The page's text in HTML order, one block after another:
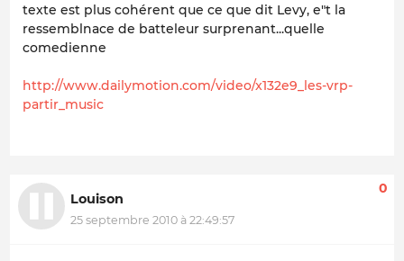
texte est plus cohérent que ce que dit Levy, e"t la
ressemblnace de batteleur surprenant...quelle
comedienne
http://www.dailymotion.com/video/x132e9_les-vrp-
partir_music
Louison
25 septembre 2010 à 22:49:57
0